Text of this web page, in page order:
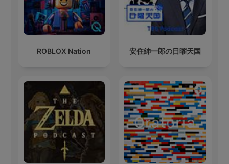
ROBLOX Nation 安住紳一郎の日曜天国